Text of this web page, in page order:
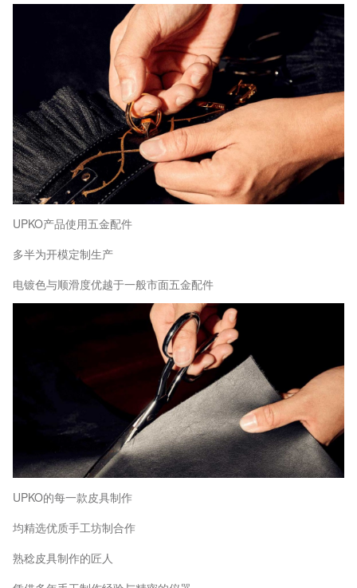
UPKO产品使用五金配件
多半为开模定制生产
电镀色与顺滑度优越于一般市面五金配件
UPKO的每一款皮具制作
均精选优质手工坊制合作
熟稔皮具制作的匠人